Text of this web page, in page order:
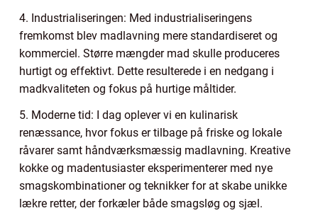
4. Industrialiseringen: Med industrialiseringens
fremkomst blev madlavning mere standardiseret og
kommerciel. Større mængder mad skulle produceres
hurtigt og effektivt. Dette resulterede i en nedgang i
madkvaliteten og fokus på hurtige måltider.
5. Moderne tid: I dag oplever vi en kulinarisk
renæssance, hvor fokus er tilbage på friske og lokale
råvarer samt håndværksmæssig madlavning. Kreative
kokke og madentusiaster eksperimenterer med nye
smagskombinationer og teknikker for at skabe unikke
lækre retter, der forkæler både smagsløg og sjæl.